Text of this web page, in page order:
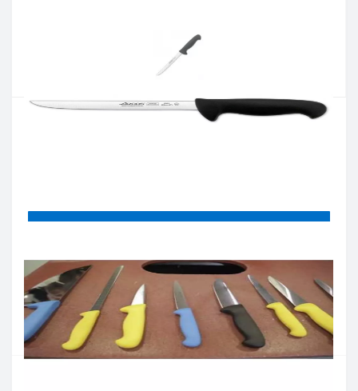
Купить в один клик
Введите номер телефона и мы перезвоним
Купить